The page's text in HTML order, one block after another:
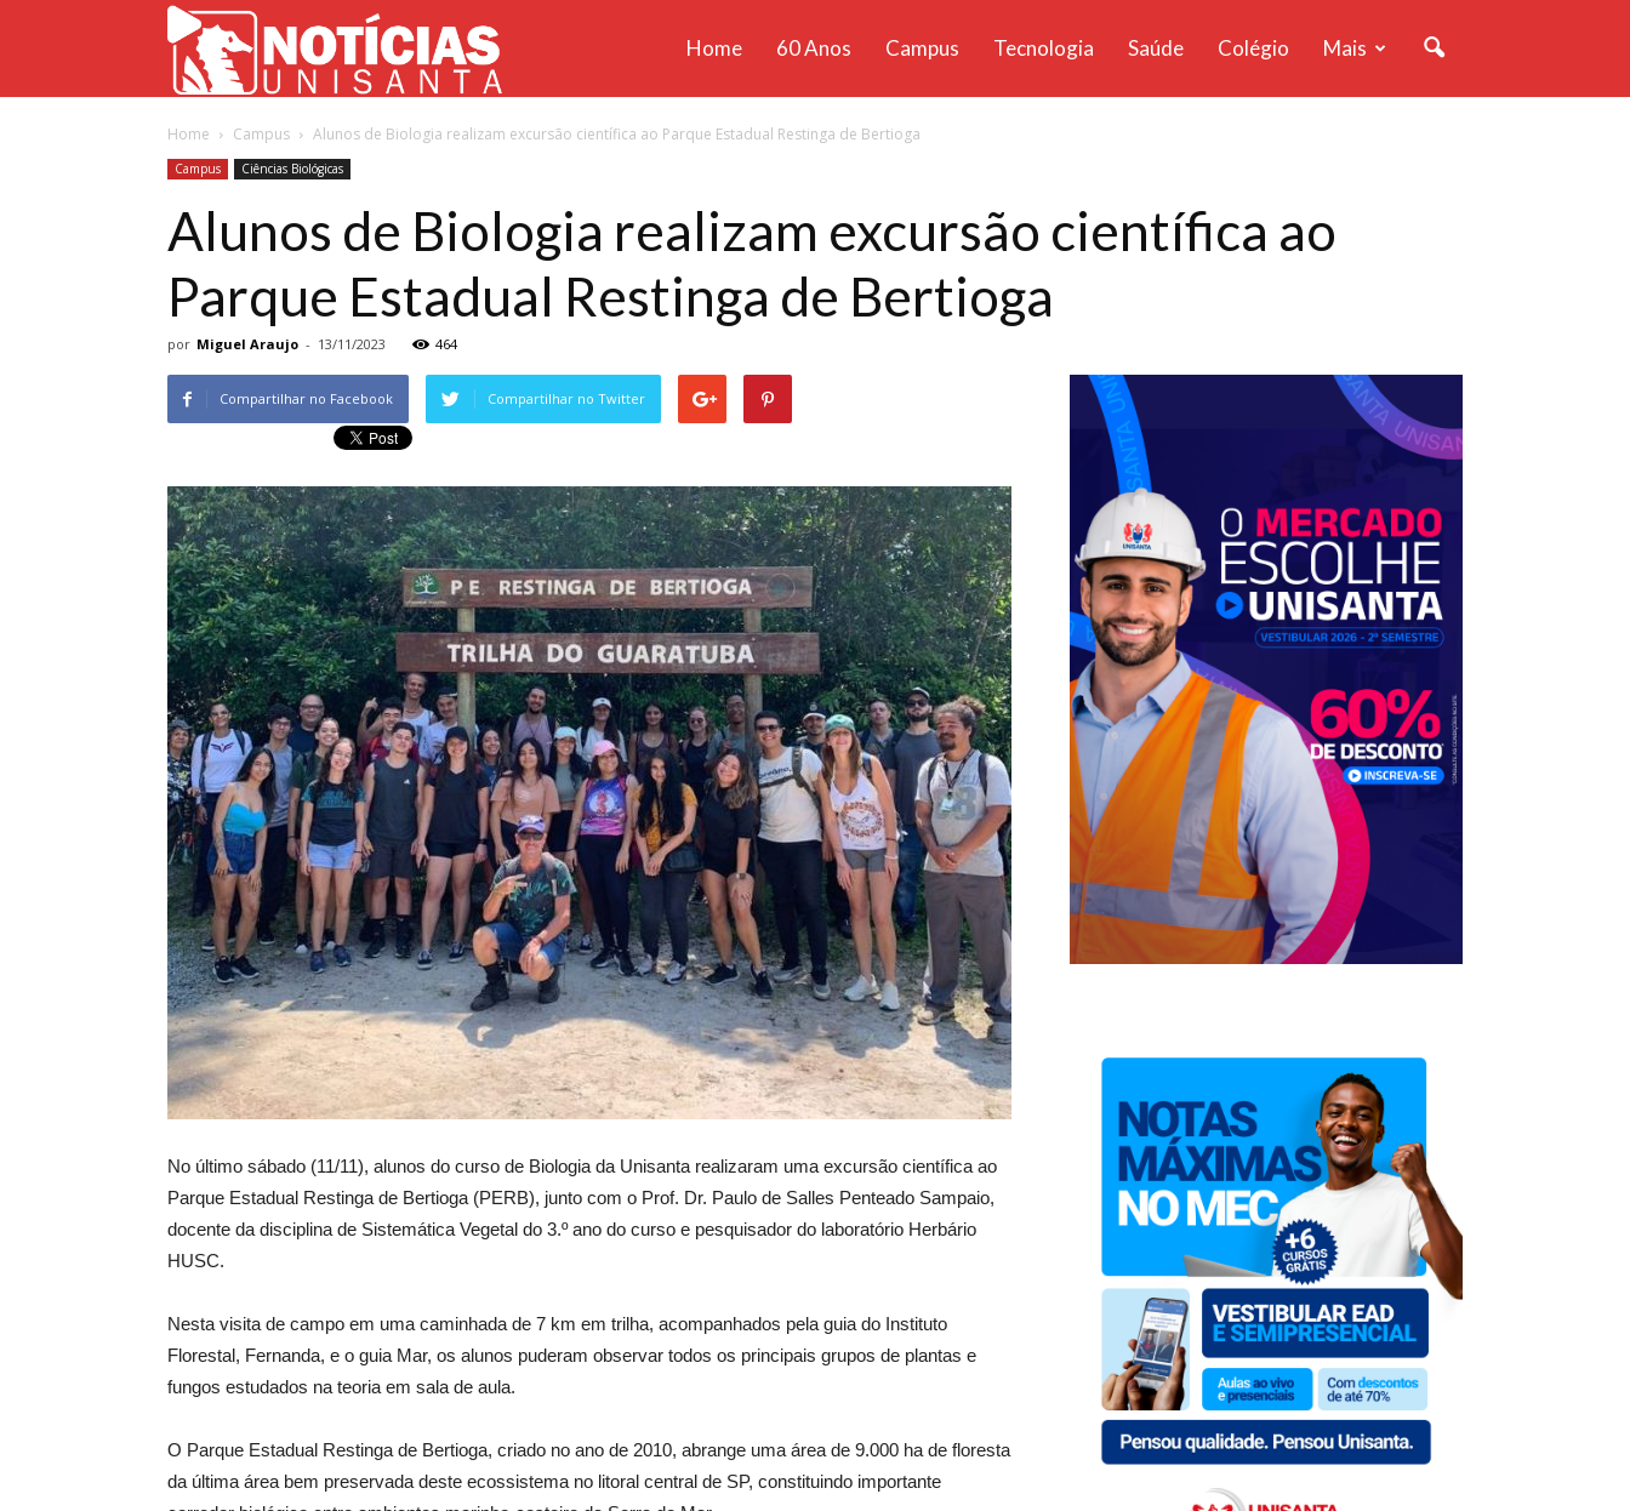
Unisanta
Home 60 Anos Campus Tecnologia Saúde Colégio Mais
Home Campus Alunos de Biologia realizam excursão científica ao Parque Estadual Restinga de Bertioga
Campus Ciências Biológicas
Alunos de Biologia realizam excursão científica ao
Parque Estadual Restinga de Bertioga
por Miguel Araujo - 13/11/2023 464
Compartilhar no Facebook Compartilhar no Twitter
No último sábado (11/11), alunos do curso de Biologia da Unisanta realizaram uma excursão científica ao
Parque Estadual Restinga de Bertioga (PERB), junto com o Prof. Dr. Paulo de Salles Penteado Sampaio,
docente da disciplina de Sistemática Vegetal do 3.ºano do curso e pesquisador do laboratório Herbário
HUSC.
Nesta visita de campo em uma caminhada de 7 km em trilha, acompanhados pela guia do Instituto
Florestal, Fernanda, e o guia Mar, os alunos puderam observar todos os principais grupos de plantas e
fungos estudados na teoria em sala de aula.
O Parque Estadual Restinga de Bertioga, criado no ano de 2010, abrange uma área de 9.000 ha de floresta
da última área bem preservada deste ecossistema no litoral central de SP, constituindo importante